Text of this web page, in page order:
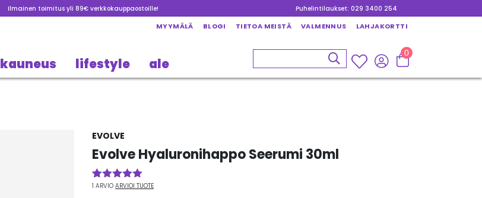
Ilmainen toimitus yli 89€ verkkokauppaostoille! Puhelintilaukset: 029 3400 254
MYYMÄLÄ BLOGI TIETOA MEISTÄ VALMENNUS LAHJAKORTTI
kauneus lifestyle ale
0
EVOLVE
Evolve Hyaluronihappo Seerumi 30ml
Arvio5.00
1
1 ARVIO ARVIOI TUOTE